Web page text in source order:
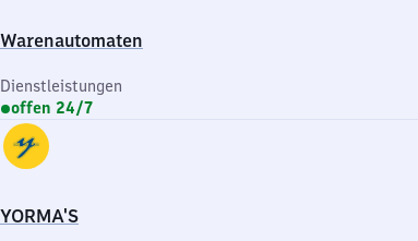
Warenautomaten
Dienstleistungen
offen 24/7
YORMA'S